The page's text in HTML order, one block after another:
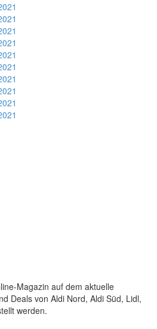
Magazin auf dem aktuelle
Deals von Aldi Nord, Aldi Süd, Lidl,
werden.